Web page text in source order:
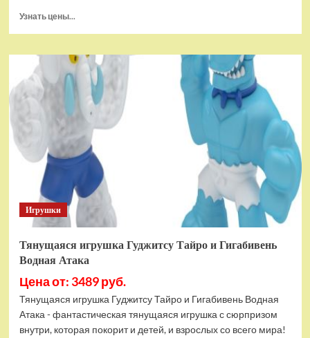
Узнать цены...
Брелок-
игрушка
POP
Квадрат
антистресс
(тактильная,
сенсорная)
Игрушки
Тянущаяся игрушка Гуджитсу Тайро и Гигабивень
Водная Атака
Цена от: 3489 руб.
Тянущаяся игрушка Гуджитсу Тайро и Гигабивень Водная
Атака - фантастическая тянущаяся игрушка с сюрпризом
внутри, которая покорит и детей, и взрослых со всего мира!